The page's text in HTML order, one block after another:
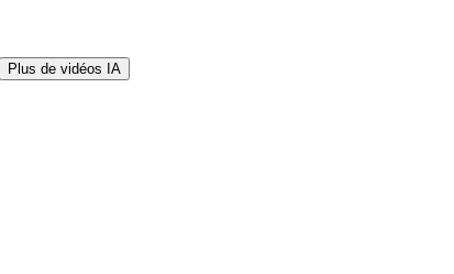
Plus de vidéos IA